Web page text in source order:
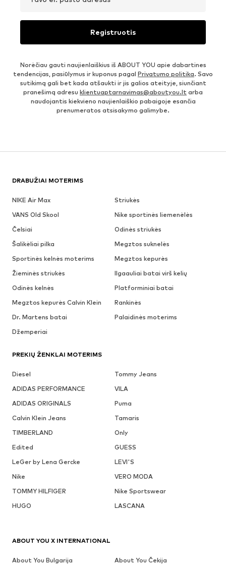
Registruotis
Norėčiau gauti naujienlaiškius iš ABOUT YOU apie dabartines
tendencijas, pasiūlymus ir kuponus pagal Privatumo politika. Savo
sutikimą gali bet kada atšaukti ir jis galios ateityje, siunčiant
pranešimą adresu klientuaptarnavimas@aboutyou.lt arba
naudojantis kiekvieno naujienlaiškio pabaigoje esančia
prenumeratos atsisakymo galimybe.
DRABUŽIAI MOTERIMS
NIKE Air Max
Striukės
VANS Old Skool
Nike sportinės liemenėlės
Čelsiai
Odinės striukės
Šalikėliai pilka
Megztos suknelės
Sportinės kelnės moterims
Megztos kepurės
Žieminės striukės
Ilgaauliai batai virš kelių
Odinės kelnės
Platforminiai batai
Megztos kepurės Calvin Klein
Rankinės
Dr. Martens batai
Palaidinės moterims
Džemperiai
PREKIŲ ŽENKLAI MOTERIMS
Diesel
Tommy Jeans
ADIDAS PERFORMANCE
VILA
ADIDAS ORIGINALS
Puma
Calvin Klein Jeans
Tamaris
TIMBERLAND
Only
Edited
GUESS
LeGer by Lena Gercke
LEVI'S
Nike
VERO MODA
TOMMY HILFIGER
Nike Sportswear
HUGO
LASCANA
ABOUT YOU X INTERNATIONAL
About You Bulgarija
About You Čekija